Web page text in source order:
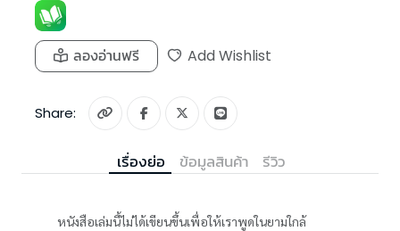
ลองอ่านฟรี Add Wishlist
Share:
เรื่องย่อ ข้อมูลสินค้า รีวิว
หนังสือเล่มนี้ไม่ได้เขียนขึ้นเพื่อให้เราพูดในยามใกล้